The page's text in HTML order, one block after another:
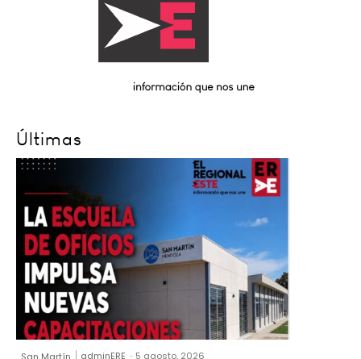
Últimas
San Martín adminERE - 5 agosto, 2026